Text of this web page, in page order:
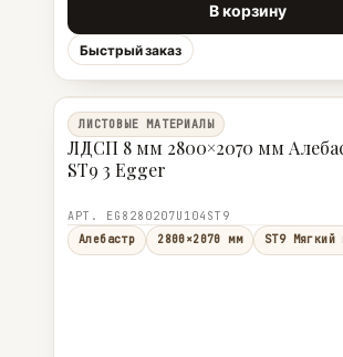
В корзину
Быстрый заказ
ЛИСТОВЫЕ МАТЕРИАЛЫ
ЛДСП 8 мм 2800×2070 мм
ST9 3 Egger
АРТ. EG8280207U104ST9
Алебастр
2800×2070 мм ST9 Мягкий